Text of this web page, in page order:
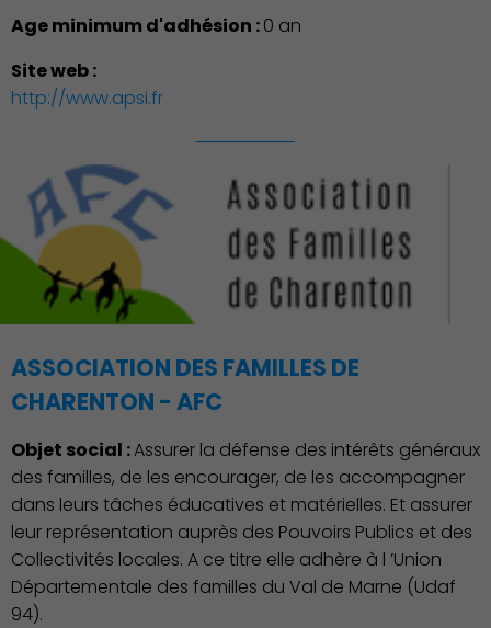
Age minimum d'adhésion :0 an
Site web :
http://www.apsi.fr
ASSOCIATION DES FAMILLES DE
CHARENTON - AFC
Objet social :Assurer la défense des intérêts généraux
des familles, de les encourager, de les accompagner
dans leurs tâches éducatives et matérielles. Et assurer
leur représentation auprès des Pouvoirs Publics et des
Collectivités locales. A ce titre elle adhère à l ’Union
Départementale des familles du Val de Marne (Udaf
94).